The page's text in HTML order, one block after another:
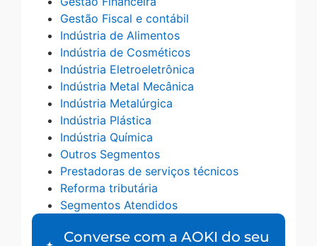
Gestão Fiscal e contábil
Indústria de Alimentos
Indústria de Cosméticos
Indústria Eletroeletrônica
Indústria Metal Mecânica
Indústria Metalúrgica
Indústria Plástica
Indústria Química
Outros Segmentos
Prestadoras de serviços técnicos
Reforma tributária
Segmentos Atendidos
Converse com a AOKI do seu